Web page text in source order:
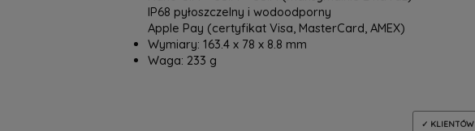
IP68 pyłoszczelny i wodoodporny
Apple Pay (certyfikat Visa, MasterCard, AMEX)
Wymiary: 163.4 x 78 x 8.8 mm
Waga: 233 g
✓ KLIENTÓW